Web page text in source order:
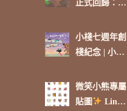
正式回歸：蘋
小棧七週年創
棧紀念 | 小熊
微笑小熊專屬
貼圖
Line